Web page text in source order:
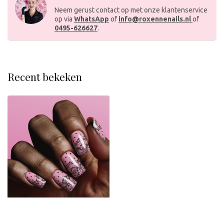
Neem gerust contact op met onze klantenservice
op via WhatsApp of info@roxennenails.nlof
0495-626627.
Recent bekeken